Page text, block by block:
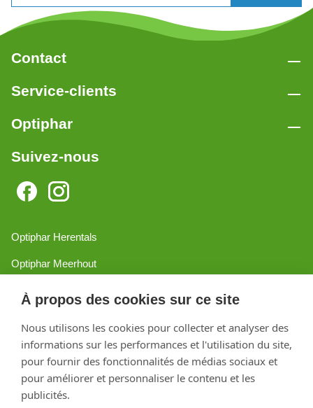
À propos des cookies sur ce site
Nous utilisons les cookies pour collecter et analyser des
informations sur les performances et l'utilisation du site,
pour fournir des fonctionnalités de médias sociaux et
pour améliorer et personnaliser le contenu et les
publicités.
Contact
Service-clients
Optiphar
Suivez-nous
Optiphar Herentals
Optiphar Meerhout
Optiphar Geel - Dr. van de Perrestraat
Optiphar Turnhout
Optiphar Mol